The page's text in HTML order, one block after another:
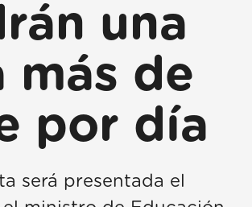
una
más de
por día
será presentada el